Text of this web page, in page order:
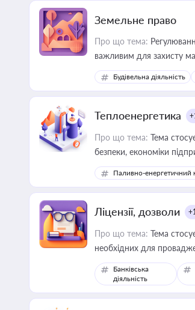
Земельне право
Про що тема:
важливим для захисту
ресурсами
Будівельна діяльність
Теплоенергетика
Про що тема: Тема
безпеки, економіки
Паливно-енергетичний
Ліцензії, дозволи
Про що тема: Тема
необхідних для
Банківська
діяльність